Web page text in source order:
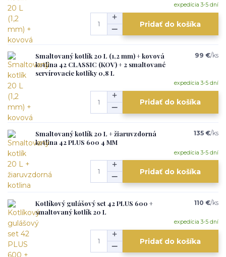
expedícia 3-5 dní
Pridať do košíka
Smaltovaný kotlík 20 L (1,2 mm) + kovová
kotlina 42 CLASSIC (KOV) + 2 smaltované
servírovacie kotlíky 0,8 L
99 €/ks
expedícia 3-5 dní
Pridať do košíka
Smaltovaný kotlík 20 L + žiaruvzdorná
kotlina 42 PLUS 600 4 MM
135 €/ks
expedícia 3-5 dní
Pridať do košíka
Kotlíkový gulášový set 42 PLUS 600 +
smaltovaný kotlík 20 L
110 €/ks
expedícia 3-5 dní
Pridať do košíka